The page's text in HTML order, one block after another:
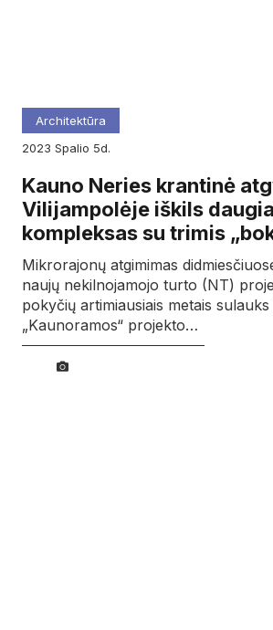
Architektūra
2023
spalio 5d.
Kauno Neries krantinė
Vilijampolėje iškils
kompleksas su trimis
Mikrorajonų atgimimas
naujų nekilnojamojo turto (NT)
pokyčių artimiausiais metais
„Kaunoramos“ projekto…